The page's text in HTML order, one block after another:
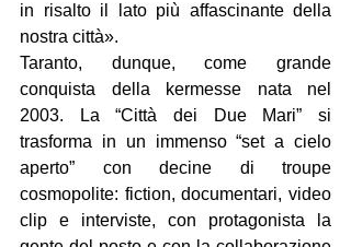
in risalto il lato più affascinante della
nostra città».
Taranto, dunque, come grande
conquista della kermesse nata nel
2003. La “Città dei Due Mari” si
trasforma in un immenso “set a cielo
aperto” con decine di troupe
cosmopolite: fiction, documentari, video
clip e interviste, con protagonista la